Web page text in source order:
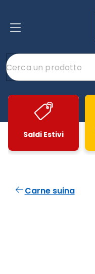
Saldi Estivi
Carne suina